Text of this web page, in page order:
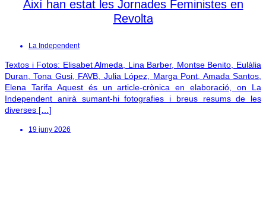
Així han estat les Jornades Feministes en
Revolta
La Independent
Textos i Fotos: Elisabet Almeda, Lina Barber, Montse Benito, Eulàlia
Duran, Tona Gusi, FAVB, Julia López, Marga Pont, Amada Santos,
Elena Tarifa Aquest és un article-crònica en elaboració, on La
Independent anirà sumant-hi fotografies i breus resums de les
diverses […]
19 juny 2026